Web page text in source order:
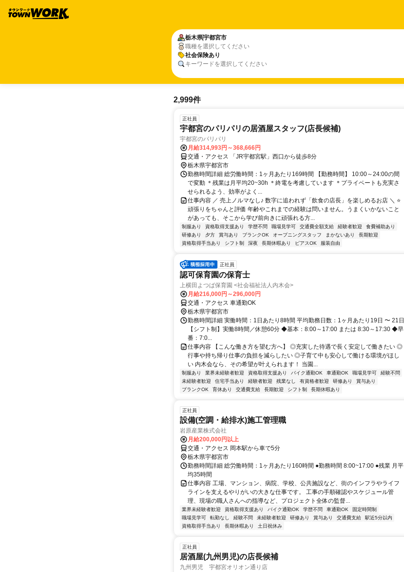
栃木県宇都宮市
職種を選択してください
社会保険あり
キーワードを選択してください
2,999件
正社員
宇都宮のパリパリの居酒屋スタッフ(店長候補)
宇都宮のパリパリ
月給314,993円～368,666円
交通・アクセス 「JR宇都宮駅」西口から徒歩8分
栃木県宇都宮市
勤務時間詳細 総労働時間：1ヶ月あたり169時間 【勤務時間】 10:00～24:00の間
で変動 ＊残業は月平均20~30h ＊終電を考慮しています ＊プライベートも充実さ
せられるよう、効率がよく...
仕事内容 ／ 売上ノルマなし♪ 数字に追われず「飲食の店長」を楽しめるお店 ＼ ⭐
頑張りをちゃんと評価 年齢やこれまでの経験は問いません。うまくいかないこと
があっても、そこから学び前向きに頑張れる方...
制服あり 資格取得支援あり 学歴不問 職場見学可 交通費全額支給 経験者歓迎
食費補助あり
研修あり
夕方 賞与あり ブランクOK オープニングスタッフ まかないあり
長期歓迎
資格取得手当あり
シフト制 深夜 長期休暇あり ピアスOK 服装自由
正社員
認可保育園の保育士
上横田よつば保育園 <社会福祉法人内木会>
月給216,000円～296,000円
交通・アクセス 車通勤OK
栃木県宇都宮市
勤務時間詳細 実働時間：1日あたり8時間 平均勤務日数：1ヶ月あたり19日 〜 21日
【シフト制】実働8時間／休憩60分 ◆基本：8:00～17:00 または 8:30～17:30 ◆早
番：7:0...
仕事内容 【こんな働き方を望む方へ】 ◎充実した待遇で長く安定して働きたい ◎
行事や持ち帰り仕事の負担を減らしたい ◎子育て中も安心して働ける環境がほし
い 内木会なら、その希望が叶えられます！ 当園...
制服あり 業界未経験者歓迎 資格取得支援あり バイク通勤OK 車通勤OK 職場見学可
経験不問
未経験者歓迎
住宅手当あり 経験者歓迎 残業なし 有資格者歓迎 研修あり
賞与あり
ブランクOK
育休あり 交通費支給 長期歓迎 シフト制 長期休暇あり
正社員
設備(空調・給排水)施工管理職
岩原産業株式会社
月給200,000円以上
交通・アクセス 岡本駅から車で5分
栃木県宇都宮市
勤務時間詳細 総労働時間：1ヶ月あたり160時間 ●勤務時間 8:00~17:00 ●残業 月平
均35時間
仕事内容 工場、マンション、病院、学校、公共施設など、街のインフラやライフ
ラインを支えるやりがいの大きな仕事です。 工事の手順確認やスケジュール管
理、現場の職人さんへの指導など、プロジェクト全体の監督...
業界未経験者歓迎 資格取得支援あり バイク通勤OK 学歴不問 車通勤OK
固定時間制
職場見学可
転勤なし 経験不問 未経験者歓迎 研修あり 賞与あり 交通費支給
駅近5分以内
資格取得手当あり
長期休暇あり 土日祝休み
正社員
居酒屋(九州男児)の店長候補
九州男児 宇都宮オリオン通り店